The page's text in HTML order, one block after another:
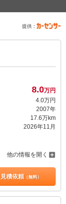
提供：
8.0万円
4.0万円
2007年
17.6万km
2026年11月
他の情報を開く
積依頼（無料）